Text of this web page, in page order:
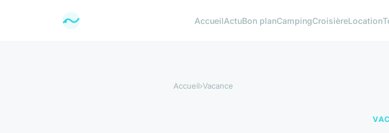
AccueilActuBon planCampingCroisièreLocation
Accueil›Vacance